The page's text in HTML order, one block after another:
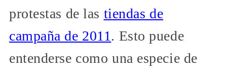
protestas de las tiendas de
campaña de 2011. Esto puede
entenderse como una especie de